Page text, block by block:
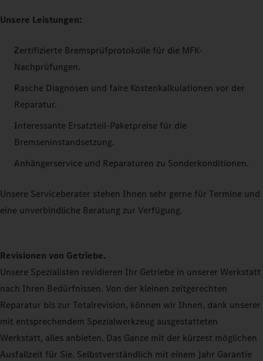
Unsere Leistungen:
Zertifizierte Bremsprüfprotokolle für die MFK-
Nachprüfungen.
Rasche Diagnosen und faire Kostenkalkulationen vor der
Reparatur.
Interessante Ersatzteil-Paketpreise für die
Bremseninstandsetzung.
Anhängerservice und Reparaturen zu Sonderkonditionen.
Unsere Serviceberater stehen Ihnen sehr gerne für Termine und
eine unverbindliche Beratung zur Verfügung.
Revisionen von Getriebe.
Unsere Spezialisten revidieren Ihr Getriebe in unserer Werkstatt
nach Ihren Bedürfnissen. Von der kleinen zeitgerechten
Reparatur bis zur Totalrevision, können wir Ihnen, dank unserer
mit entsprechendem Spezialwerkzeug ausgestatteten
Werkstatt, alles anbieten. Das Ganze mit der kürzest möglichen
Ausfallzeit für Sie. Selbstverständlich mit einem Jahr Garantie